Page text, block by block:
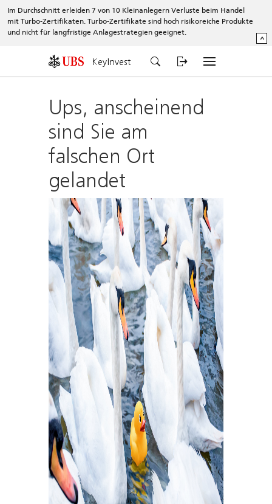
Im Durchschnitt erleiden 7 von 10 Kleinanlegern Verluste beim Handel
mit Turbo-Zertifikaten. Turbo-Zertifikate sind hoch risikoreiche Produkte
und nicht für langfristige Anlagestrategien geeignet.
^
KeyInvest
Ups, anscheinend
sind Sie am
falschen Ort
gelandet